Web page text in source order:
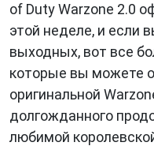
of Duty Warzone 2.0
этой неделе, и если
выходных, вот все
которые вы можете
оригинальной
долгожданного
любимой